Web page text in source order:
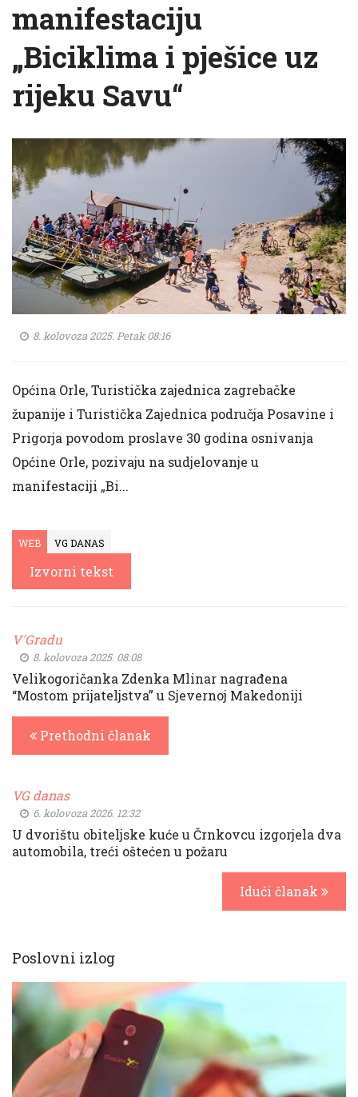
manifestaciju
„Biciklima i pješice uz
rijeku Savu“
8. kolovoza 2025. Petak 08:16
Općina Orle, Turistička zajednica zagrebačke
županije i Turistička Zajednica područja Posavine i
Prigorja povodom proslave 30 godina osnivanja
Općine Orle, pozivaju na sudjelovanje u
manifestaciji „Bi...
WEB VG DANAS
Izvorni tekst
V'Gradu
8. kolovoza 2025. 08:08
Velikogoričanka Zdenka Mlinar nagrađena
“Mostom prijateljstva” u Sjevernoj Makedoniji
Prethodni članak
VG danas
6. kolovoza 2026. 12:32
U dvorištu obiteljske kuće u Črnkovcu izgorjela dva
automobila, treći oštećen u požaru
Idući članak
Poslovni izlog